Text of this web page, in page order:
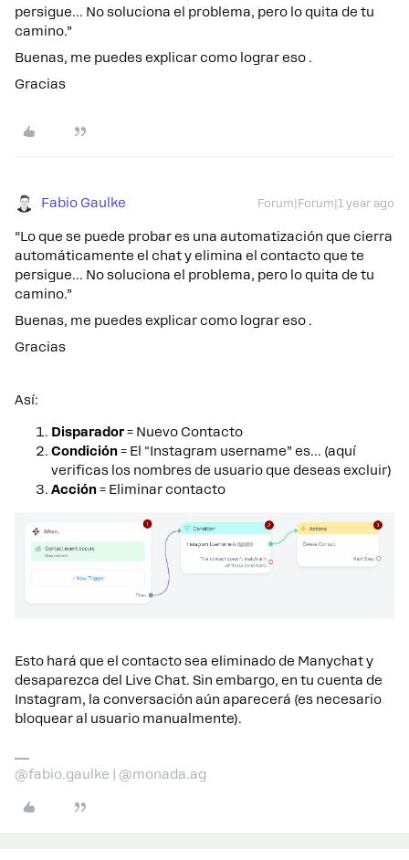
persigue... No soluciona el problema, pero lo quita de tu
camino.”
Buenas, me puedes explicar como lograr eso .
Gracias
Fabio Gaulke Forum|Forum|1 year ago
“Lo que se puede probar es una automatización que cierra
automáticamente el chat y elimina el contacto que te
persigue... No soluciona el problema, pero lo quita de tu
camino.”
Buenas, me puedes explicar como lograr eso .
Gracias
Así:
Disparador= Nuevo Contacto
Condición= El "Instagram username” es... (aquí
verificas los nombres de usuario que deseas excluir)
Acción= Eliminar contacto
Esto hará que el contacto sea eliminado de Manychat y
desaparezca del Live Chat. Sin embargo, en tu cuenta de
Instagram, la conversación aún aparecerá (es necesario
bloquear al usuario manualmente).
@fabio.gaulke | @monada.ag